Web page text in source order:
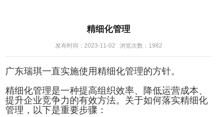
精细化管理
发布时间：2023-11-02 浏览次数：1982
广东瑞琪一直实施使用精细化管理的方针。
精细化管理是一种提高组织效率、降低运营成本、
提升企业竞争力的有效方法。关于如何落实精细化
管理 ，以下是重要步骤：